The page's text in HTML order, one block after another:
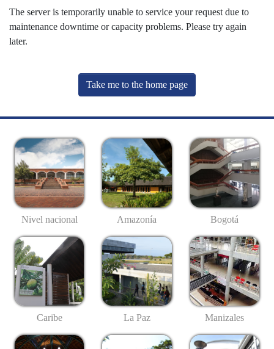
The server is temporarily unable to service your request due to
maintenance downtime or capacity problems. Please try again
later.
Take me to the home page
Nivel nacional Amazonía Bogotá
Caribe La Paz Manizales